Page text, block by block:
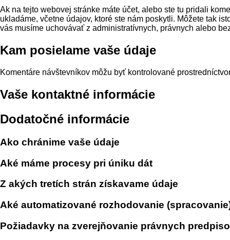
Ak na tejto webovej stránke máte účet, alebo ste tu pridali
ukladáme, včetne údajov, ktoré ste nám poskytli. Môžete tak
vás musíme uchovávať z administratívnych, právnych alebo
Kam posielame vaše údaje
Komentáre návštevníkov môžu byť kontrolované
Vaše kontaktné informácie
Dodatočné informácie
Ako chránime vaše údaje
Aké máme procesy pri úniku dát
Z akých tretích strán získavame údaje
Aké automatizované rozhodovanie
Požiadavky na zverejňovanie právnych